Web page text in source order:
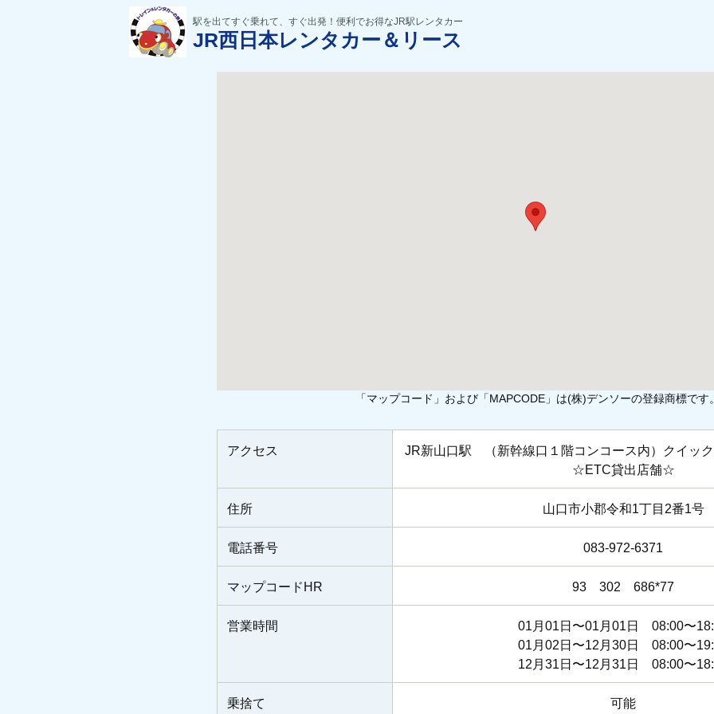
駅を出てすぐ乗れて、すぐ出発！便利でお得なJR駅レンタカー
JR西日本レンタカー＆リース
「マップコード」および「MAPCODE」は(株)デンソーの登録商標です
アクセス
JR新山口駅 （新幹線口１階コンコース内）クイッ
☆ETC貸出店舗☆
住所 山口市小郡令和1丁目2番1号
電話番号 083-972-6371
マップコードHR 93 302 686*77
営業時間
01月01日〜01月01日 08:00〜
01月02日〜12月30日 08:00〜
12月31日〜12月31日 08:00〜
乗捨て 可能